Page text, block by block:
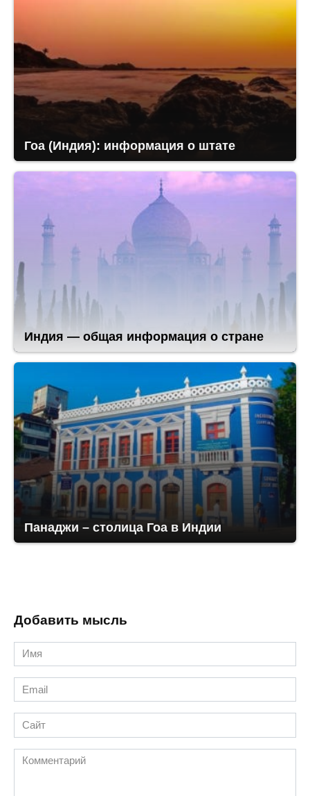
Гоа (Индия): информация о штате
Индия — общая информация о стране
Панаджи – столица Гоа в Индии
Добавить мысль
Имя
*
Email
*
Сайт
Комментарий